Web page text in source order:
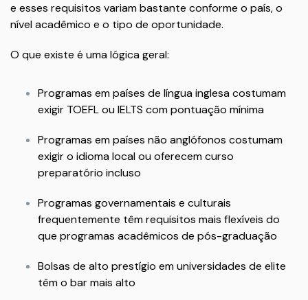
e esses requisitos variam bastante conforme o país, o
nível acadêmico e o tipo de oportunidade.
O que existe é uma lógica geral:
Programas em países de língua inglesa costumam
exigir TOEFL ou IELTS com pontuação mínima
Programas em países não anglófonos costumam
exigir o idioma local ou oferecem curso
preparatório incluso
Programas governamentais e culturais
frequentemente têm requisitos mais flexíveis do
que programas acadêmicos de pós-graduação
Bolsas de alto prestígio em universidades de elite
têm o bar mais alto